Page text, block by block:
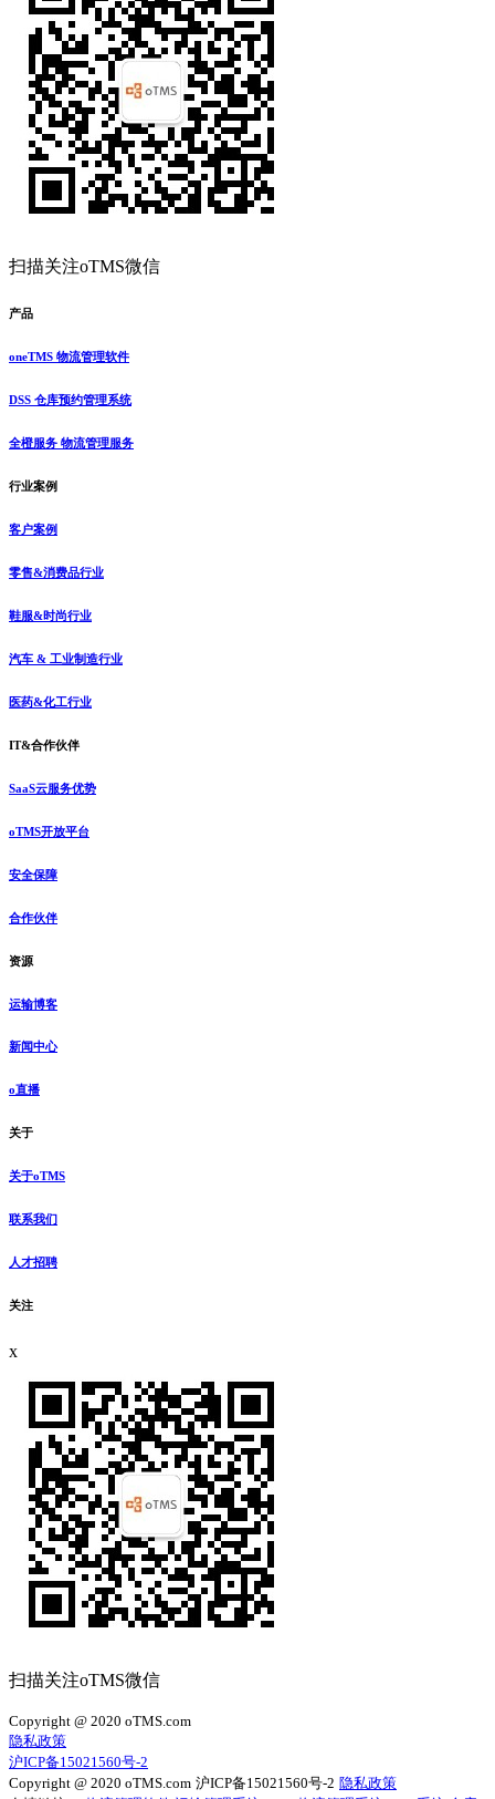
扫描关注oTMS微信
产品
oneTMS 物流管理软件
DSS 仓库预约管理系统
全橙服务 物流管理服务
行业案例
客户案例
零售&消费品行业
鞋服&时尚行业
汽车 & 工业制造行业
医药&化工行业
IT&合作伙伴
SaaS云服务优势
oTMS开放平台
安全保障
合作伙伴
资源
运输博客
新闻中心
o直播
关于
关于oTMS
联系我们
人才招聘
关注
x
扫描关注oTMS微信
Copyright @ 2020 oTMS.com
隐私政策
沪ICP备15021560号-2
Copyright @ 2020 oTMS.com 沪ICP备15021560号-2 隐私政策